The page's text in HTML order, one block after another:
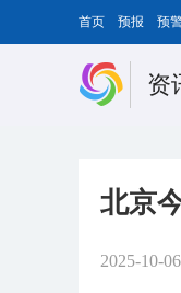
首页 预报 预
资
北京
2025-10-